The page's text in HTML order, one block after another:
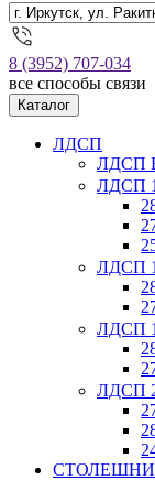
8 (3952) 707-034
все способы связи
Каталог
ЛДСП
ЛДСП
ЛДСП
ЛДСП
ЛДСП
ЛДСП